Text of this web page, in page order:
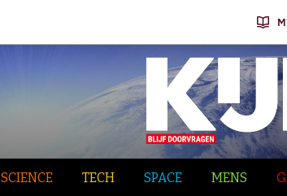
SCIENCE TECH SPACE MENS